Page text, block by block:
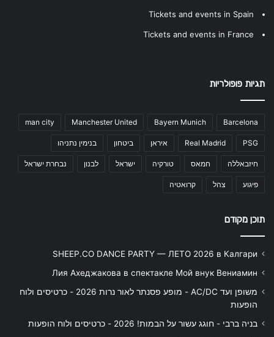
Tickets and events in Spain
Tickets and events in France
תגיות פופולריות
Barcelona
Bayern Munich
Manchester United
man city
PSG
Real Madrid איראן ביטחון בנימין נתניהו
חיזבאללה חמאס טורקיה ישראל לבנון נבחרת ישראל
פיגוע צהל קרואטיה
תוכן מקודם
SHEEP.CO DANCE PARTY — ЛЕТО 2026 в Калгари
Лия Ахеджакова в спектакле Мой внук Вениамин
משופן ועד AC/DC - מופע פסנתר לאור נרות 2026 - כרטיסים ולוח
הופעות
בניה ברבי - חוגג עשור על הבמות! 2026 - כרטיסים ולוח הופעות